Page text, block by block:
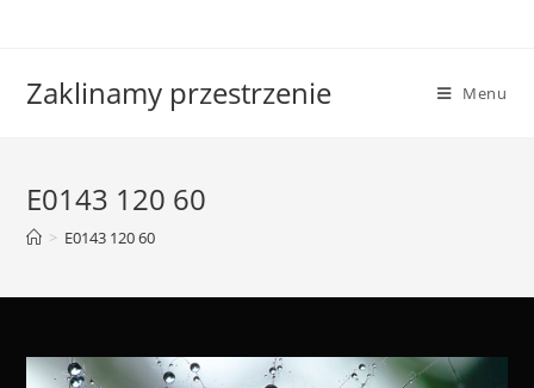
Zaklinamy przestrzenie Menu
E0143 120 60
> E0143 120 60